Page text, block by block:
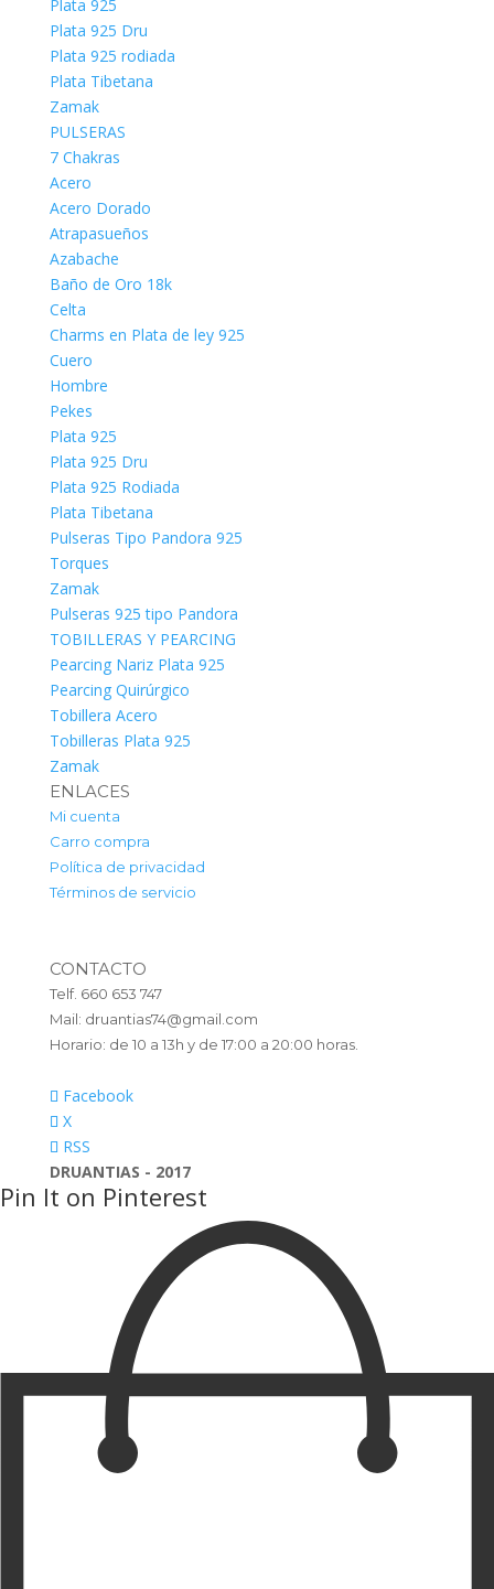
Plata 925
Plata 925 Dru
Plata 925 rodiada
Plata Tibetana
Zamak
PULSERAS
7 Chakras
Acero
Acero Dorado
Atrapasueños
Azabache
Baño de Oro 18k
Celta
Charms en Plata de ley 925
Cuero
Hombre
Pekes
Plata 925
Plata 925 Dru
Plata 925 Rodiada
Plata Tibetana
Pulseras Tipo Pandora 925
Torques
Zamak
Pulseras 925 tipo Pandora
TOBILLERAS Y PEARCING
Pearcing Nariz Plata 925
Pearcing Quirúrgico
Tobillera Acero
Tobilleras Plata 925
Zamak
ENLACES
Mi cuenta
Carro compra
Política de privacidad
Términos de servicio
CONTACTO
Telf. 660 653 747
Mail: druantias74@gmail.com
Horario: de 10 a 13h y de 17:00 a 20:00 horas.
Facebook
X
RSS
DRUANTIAS - 2017
Pin It on Pinterest